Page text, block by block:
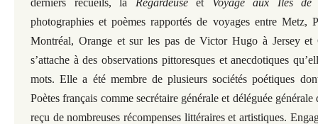
derniers recueils, la Regardeuseet Voyage aux Iles
de
photographies et poèmes rapportés de voyages entre Metz,
Montréal, Orange et sur les pas de Victor Hugo à Jersey et
s’attache à des observations pittoresques et anecdotiques
mots. Elle a été membre de plusieurs sociétés poétiques
Poètes français comme secrétaire générale et déléguée
reçu de nombreuses récompenses littéraires et artistiques.